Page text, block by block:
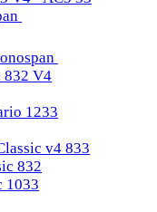
832 V4
1233
v4 833
832
1033